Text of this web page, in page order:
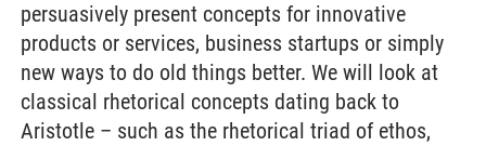
persuasively present concepts for innovative
products or services, business startups or simply
new ways to do old things better. We will look at
classical rhetorical concepts dating back to
Aristotle – such as the rhetorical triad of ethos,